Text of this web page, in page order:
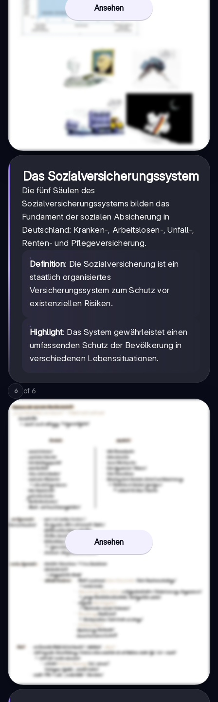
Ansehen
Das Sozialversicherungssystem
Die fünf Säulen des
Sozialversicherungssystems bilden das
Fundament der sozialen Absicherung in
Deutschland: Kranken-, Arbeitslosen-, Unfall-,
Renten- und Pflegeversicherung.
Definition: Die Sozialversicherung ist ein
staatlich organisiertes
Versicherungssystem zum Schutz vor
existenziellen Risiken.
Highlight: Das System gewährleistet einen
umfassenden Schutz der Bevölkerung in
verschiedenen Lebenssituationen.
6 of 6
Ansehen